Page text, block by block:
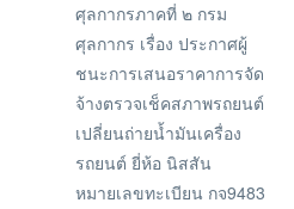
ศุลกากรภาคที่ ๒ กรม
ศุลกากร เรื่อง ประกาศผู้
ชนะการเสนอราคาการจัด
จ้างตรวจเช็คสภาพรถยนต์
เปลี่ยนถ่ายน้ำมันเครื่อง
รถยนต์ ยี่ห้อ นิสสัน
หมายเลขทะเบียน กจ9483